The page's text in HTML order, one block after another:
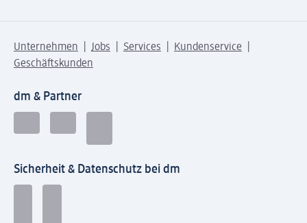
Unternehmen Jobs Services
Kundenservice
Geschäftskunden
dm & Partner
Sicherheit & Datenschutz bei dm